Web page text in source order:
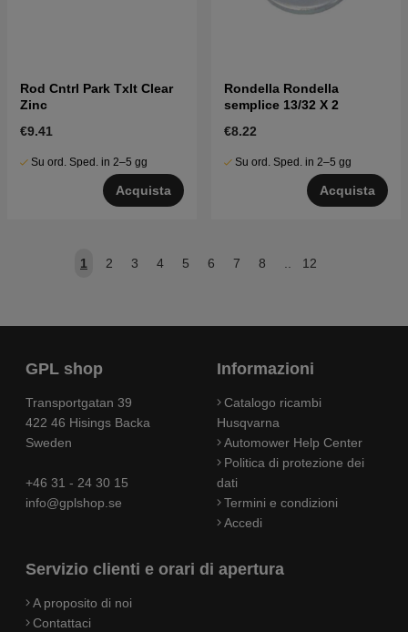
Rod Cntrl Park Txlt Clear
Zinc
€9.41
Su ord. Sped. in 2–5 gg
Acquista
Rondella Rondella
semplice 13/32 X 2
€8.22
Su ord. Sped. in 2–5 gg
Acquista
1 2 3 4 5 6 7 8 .. 12
GPL shop
Transportgatan 39
422 46 Hisings Backa
Sweden
+46 31 - 24 30 15
info@gplshop.se
Informazioni
Catalogo ricambi
Husqvarna
Automower Help Center
Politica di protezione dei
dati
Termini e condizioni
Accedi
Servizio clienti e orari di apertura
A proposito di noi
Contattaci